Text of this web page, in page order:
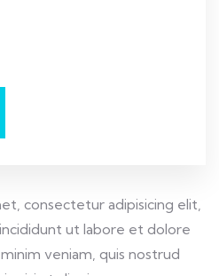
consectetur adipisicing elit,
ut labore et dolore
veniam, quis nostrud